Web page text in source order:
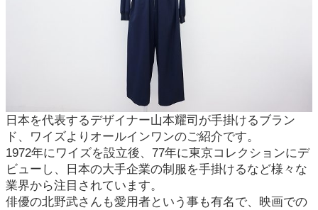
日本を代表するデザイナー山本耀司が手掛けるブラン
ド、ワイズよりオールインワンのご紹介です。
1972年にワイズを設立後、77年に東京コレクションにデ
ビューし、日本の大手企業の制服を手掛けるなど様々な
業界から注目されています。
俳優の北野武さんも愛用者という事も有名で、映画での